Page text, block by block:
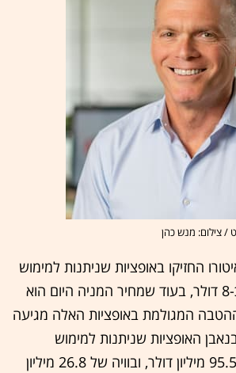
/ צילום: מנש כהן
עובדי איטורו החזיקו באופציות שניתנות למימוש
במחיר ממוצע של כ-8 דולר, בעוד שמחיר המניה היום הוא
שההטבה המגולמת באופציות האלה מגיעה
בנאבן האופציות שניתנות למימוש
מגלמות הטבה של 95.5 מיליון דולר, ובוויה של 26.8 מיליון